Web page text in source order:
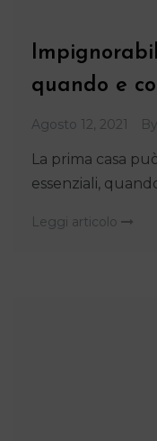
quando e
Agosto 12, 2021 By
La prima casa
essenziali,
Leggi articolo